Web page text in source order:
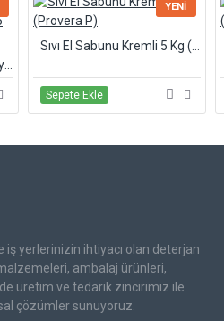
Tuvalet ve Banyo Temizleyici (Power Shine) 5 Kg
YENI
Sıvı El Sabunu Kremli 5 Kg (Provera P)
Sepete Ekle
iş yerlerinizin ihtiyacı olan deterjan
ambalaj ürünleri,
üretim ve tedarik zincirimiz ile
çözümler sunuyoruz.